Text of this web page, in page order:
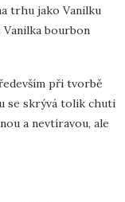
trhu jako Vanilku
Vanilka bourbon
při tvorbě
se skrývá tolik chuti
a nevtíravou, ale